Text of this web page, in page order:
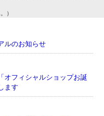
）
ルのお知らせ
オフィシャルショップお誕
ます